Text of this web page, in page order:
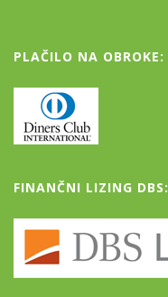
PLAČILO NA OBROKE:
FINANČNI LIZING DBS: